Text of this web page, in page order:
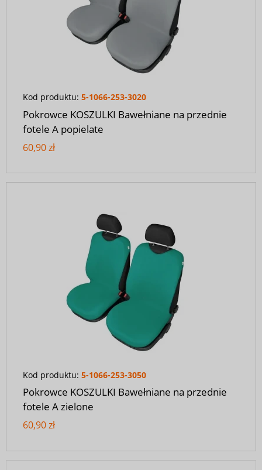
Kod produktu: 5-1066-253-3020
Pokrowce KOSZULKI Bawełniane na przednie
fotele A popielate
60,90 zł
Kod produktu: 5-1066-253-3050
Pokrowce KOSZULKI Bawełniane na przednie
fotele A zielone
60,90 zł